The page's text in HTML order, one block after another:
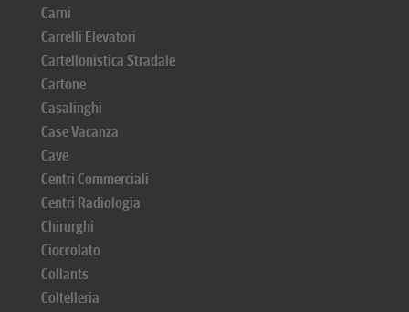
Carni
Carrelli Elevatori
Cartellonistica Stradale
Cartone
Casalinghi
Case Vacanza
Cave
Centri Commerciali
Centri Radiologia
Chirurghi
Cioccolato
Collants
Coltelleria